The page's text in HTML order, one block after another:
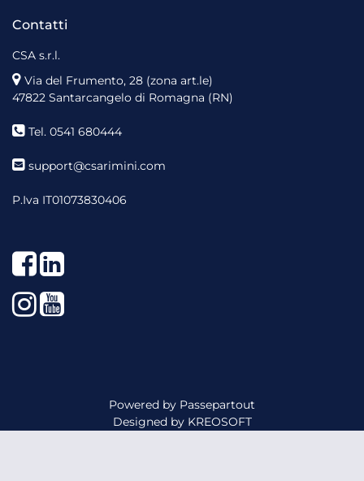
Contatti
CSA s.r.l.
Via del Frumento, 28 (zona art.le)
47822 Santarcangelo di Romagna (RN)
Tel. 0541 680444
support@csarimini.com
P.Iva IT01073830406
Facebook
LinkedIn
Instagram
YouTube
Powered by Passepartout
Designed by KREOSOFT